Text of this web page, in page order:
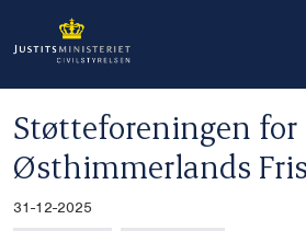
Støtteforeningen for
Østhimmerlands
31-12-2025